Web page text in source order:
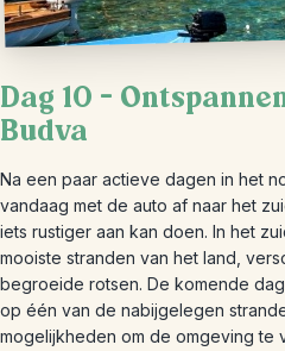
Dag 10 –
Budva
Na een paar actieve dagen in het
vandaag met de auto af naar het
iets rustiger aan kan doen. In het
mooiste stranden van het land,
begroeide rotsen. De komende
op één van de nabijgelegen
mogelijkheden om de omgeving te